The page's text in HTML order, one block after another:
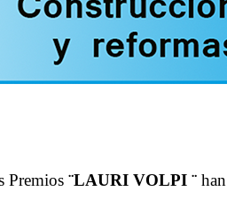
Premios ¨LAURI VOLPI ¨